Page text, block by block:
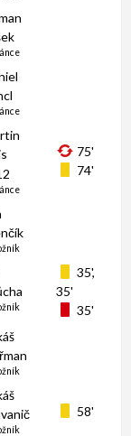
75'
74'
35',
35'
35'
58'